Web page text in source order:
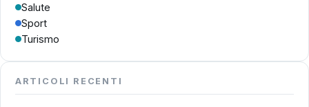
Salute
Sport
Turismo
ARTICOLI RECENTI